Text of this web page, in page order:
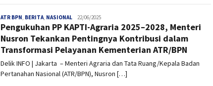
ATR BPN, BERITA, NASIONAL admin
22/06/2025
Pengukuhan PP KAPTI-Agraria 2025–2028, Menteri
Nusron Tekankan Pentingnya Kontribusi dalam
Transformasi Pelayanan Kementerian ATR/BPN
Delik INFO | Jakarta – Menteri Agraria dan Tata Ruang/Kepala Badan
Pertanahan Nasional (ATR/BPN), Nusron […]